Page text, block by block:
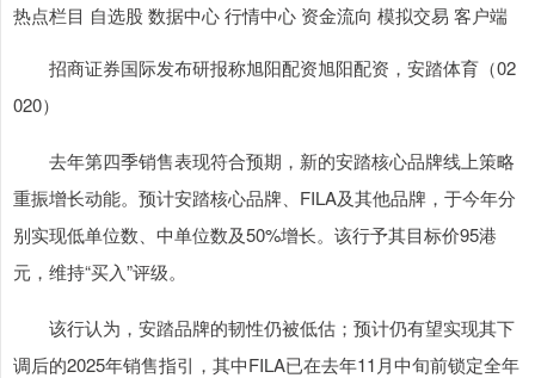
热点栏目 自选股 数据中心 行情中心 资金流向 模拟交易 客户端
招商证券国际发布研报称旭阳配资旭阳配资，安踏体育（02
020）
去年第四季销售表现符合预期，新的安踏核心品牌线上策略
重振增长动能。预计安踏核心品牌、FILA及其他品牌，于今年分
别实现低单位数、中单位数及50%增长。该行予其目标价95港
元，维持“买入”评级。
该行认为，安踏品牌的韧性仍被低估；预计仍有望实现其下
调后的2025年销售指引，其中FILA已在去年11月中旬前锁定全年